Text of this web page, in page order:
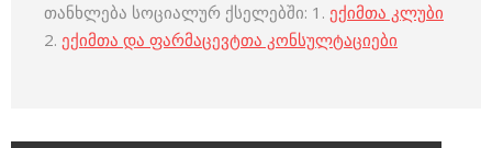
თანხლება სოციალურ ქსელებში: 1. ექიმთა კლუბი
2. ექიმთა და ფარმაცევტთა კონსულტაციები